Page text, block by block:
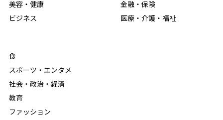
美容・健康
ビジネス
金融・保険
医療・介護・福祉
食
スポーツ・エンタメ
社会・政治・経済
教育
ファッション